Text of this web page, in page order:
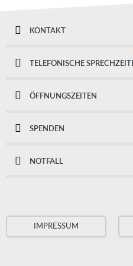
KONTAKT
TELEFONISCHE
ÖFFNUNGSZEITEN
SPENDEN
NOTFALL
IMPRESSUM